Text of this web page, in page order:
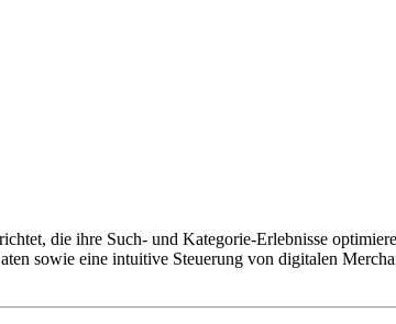
die ihre Such- und Kategorie-Erlebnisse
sowie eine intuitive Steuerung von digitalen